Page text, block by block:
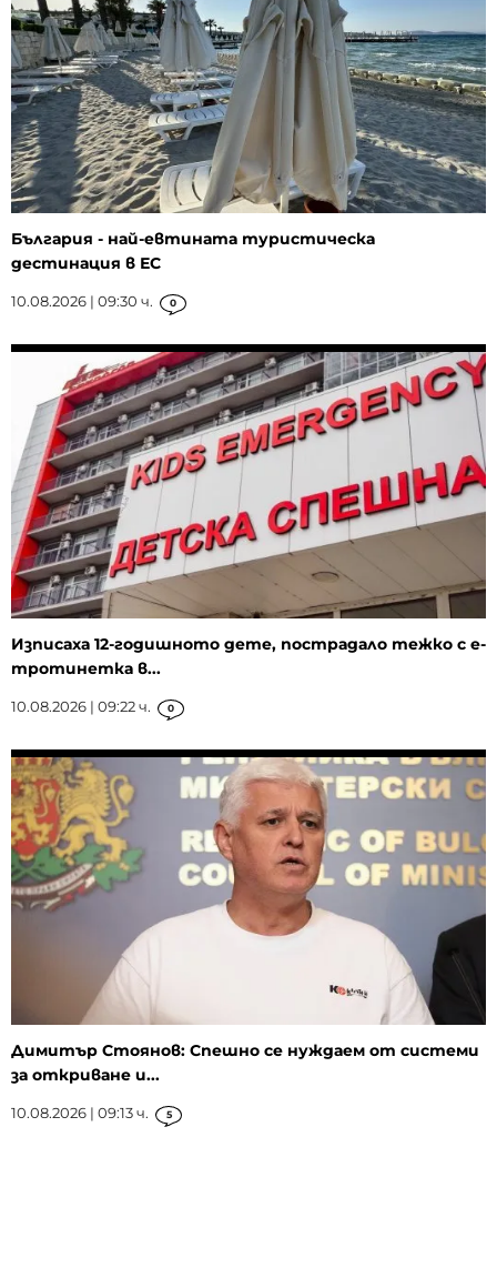
България - най-евтината туристическа
дестинация в ЕС
10.08.2026 | 09:30 ч. 0
Изписаха 12-годишното дете, пострадало тежко с е-
тротинетка в...
10.08.2026 | 09:22 ч. 0
Димитър Стоянов: Спешно се нуждаем от системи
за откриване и...
10.08.2026 | 09:13 ч. 5